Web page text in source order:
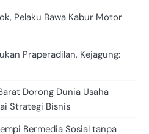
Pelaku Bawa Kabur Motor
Praperadilan, Kejagung:
Dorong Dunia Usaha
Strategi Bisnis
Bermedia Sosial tanpa